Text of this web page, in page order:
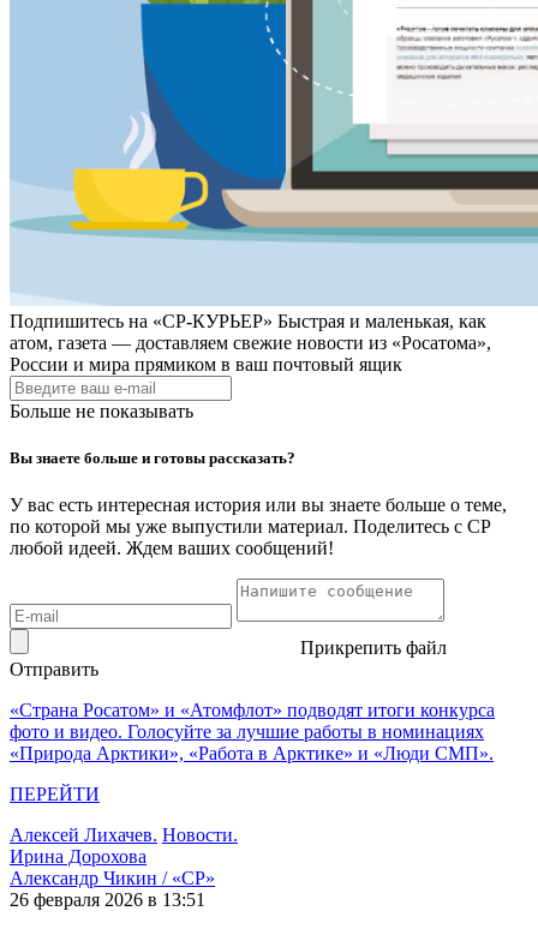
Подпишитесь на «СР-КУРЬЕР» Быстрая и маленькая, как
атом, газета — доставляем свежие новости из «Росатома»,
России и мира прямиком в ваш почтовый ящик
Больше не показывать
Вы знаете больше и готовы рассказать?
У вас есть интересная история или вы знаете больше о теме,
по которой мы уже выпустили материал. Поделитесь с СР
любой идеей. Ждем ваших сообщений!
Прикрепить файл
Отправить
«Страна Росатом» и «Атомфлот» подводят итоги конкурса
фото и видео. Голосуйте за лучшие работы в номинациях
«Природа Арктики», «Работа в Арктике» и «Люди СМП».
ПЕРЕЙТИ
Алексей Лихачев. Новости.
Ирина Дорохова
Александр Чикин / «СР»
26 февраля 2026 в 13:51